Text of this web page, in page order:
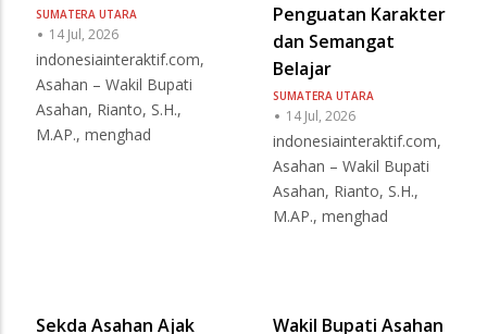
SUMATERA UTARA
14 Jul, 2026
indonesiainteraktif.com,
Asahan – Wakil Bupati
Asahan, Rianto, S.H.,
M.AP., menghad
Penguatan Karakter
dan Semangat
Belajar
SUMATERA UTARA
14 Jul, 2026
indonesiainteraktif.com,
Asahan – Wakil Bupati
Asahan, Rianto, S.H.,
M.AP., menghad
Sekda Asahan Ajak
Wakil Bupati Asahan